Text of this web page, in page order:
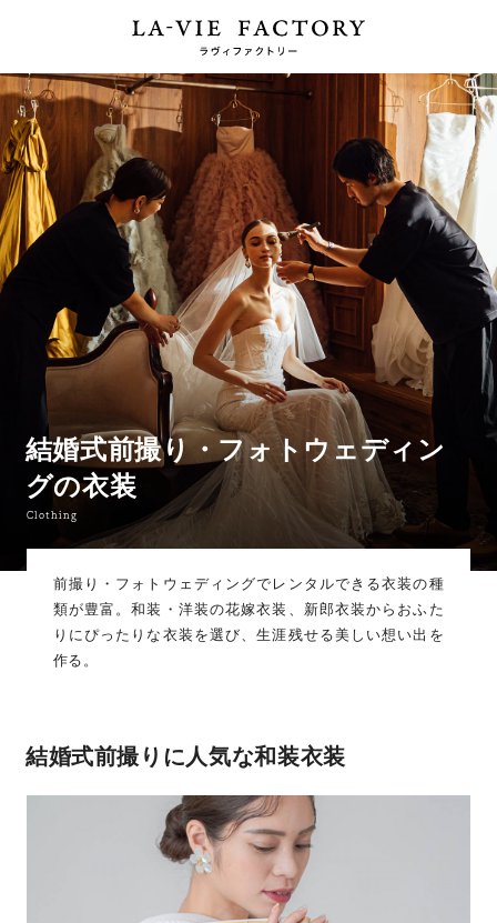
結婚式前撮り・フォトウェディン
グの衣装
Clothing
前撮り・フォトウェディングでレンタルできる衣装の種
類が豊富。和装・洋装の花嫁衣装、新郎衣装からおふた
りにぴったりな衣装を選び、生涯残せる美しい想い出を
作る。
結婚式前撮りに人気な和装衣装